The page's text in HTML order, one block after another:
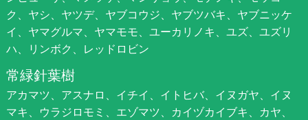
ク、ヤシ、ヤツデ、ヤブコウジ、ヤブツバキ、ヤブニッケ
イ、ヤマグルマ、ヤマモモ、ユーカリノキ、ユズ、ユズリ
ハ、リンボク、レッドロビン
常緑針葉樹
アカマツ、アスナロ、イチイ、イトヒバ、イヌガヤ、イヌ
マキ、ウラジロモミ、エゾマツ、カイヅカイブキ、カヤ、